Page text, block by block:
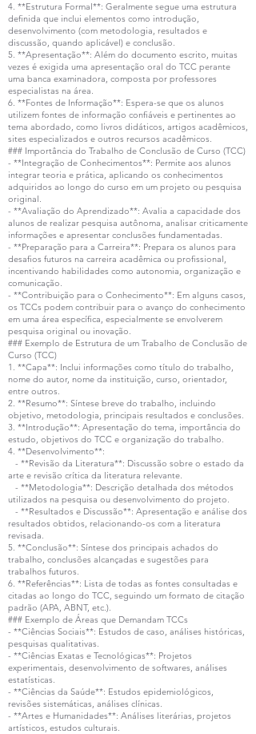
4. **Estrutura Formal**: Geralmente segue uma estrutura
definida que inclui elementos como introdução,
desenvolvimento (com metodologia, resultados e
discussão, quando aplicável) e conclusão.
5. **Apresentação**: Além do documento escrito, muitas
vezes é exigida uma apresentação oral do TCC perante
uma banca examinadora, composta por professores
especialistas na área.
6. **Fontes de Informação**: Espera-se que os alunos
utilizem fontes de informação confiáveis e pertinentes ao
tema abordado, como livros didáticos, artigos acadêmicos,
sites especializados e outros recursos acadêmicos.
### Importância do Trabalho de Conclusão de Curso (TCC)
- **Integração de Conhecimentos**: Permite aos alunos
integrar teoria e prática, aplicando os conhecimentos
adquiridos ao longo do curso em um projeto ou pesquisa
original.
- **Avaliação do Aprendizado**: Avalia a capacidade dos
alunos de realizar pesquisa autônoma, analisar criticamente
informações e apresentar conclusões fundamentadas.
- **Preparação para a Carreira**: Prepara os alunos para
desafios futuros na carreira acadêmica ou profissional,
incentivando habilidades como autonomia, organização e
comunicação.
- **Contribuição para o Conhecimento**: Em alguns casos,
os TCCs podem contribuir para o avanço do conhecimento
em uma área específica, especialmente se envolverem
pesquisa original ou inovação.
### Exemplo de Estrutura de um Trabalho de Conclusão de
Curso (TCC)
1. **Capa**: Inclui informações como título do trabalho,
nome do autor, nome da instituição, curso, orientador,
entre outros.
2. **Resumo**: Síntese breve do trabalho, incluindo
objetivo, metodologia, principais resultados e conclusões.
3. **Introdução**: Apresentação do tema, importância do
estudo, objetivos do TCC e organização do trabalho.
4. **Desenvolvimento**:
- **Revisão da Literatura**: Discussão sobre o estado da
arte e revisão crítica da literatura relevante.
- **Metodologia**: Descrição detalhada dos métodos
utilizados na pesquisa ou desenvolvimento do projeto.
- **Resultados e Discussão**: Apresentação e análise dos
resultados obtidos, relacionando-os com a literatura
revisada.
5. **Conclusão**: Síntese dos principais achados do
trabalho, conclusões alcançadas e sugestões para
trabalhos futuros.
6. **Referências**: Lista de todas as fontes consultadas e
citadas ao longo do TCC, seguindo um formato de citação
padrão (APA, ABNT, etc.).
### Exemplo de Áreas que Demandam TCCs
- **Ciências Sociais**: Estudos de caso, análises históricas,
pesquisas qualitativas.
- **Ciências Exatas e Tecnológicas**: Projetos
experimentais, desenvolvimento de softwares, análises
estatísticas.
- **Ciências da Saúde**: Estudos epidemiológicos,
revisões sistemáticas, análises clínicas.
- **Artes e Humanidades**: Análises literárias, projetos
artísticos, estudos culturais.